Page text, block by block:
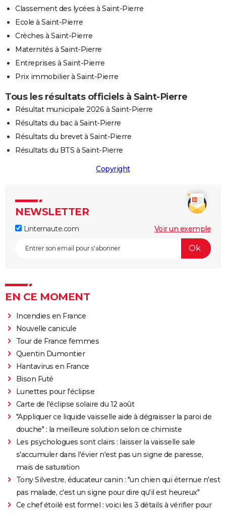
Classement des lycées à Saint-Pierre
Ecole à Saint-Pierre
Crèches à Saint-Pierre
Maternités à Saint-Pierre
Entreprises à Saint-Pierre
Prix immobilier à Saint-Pierre
Tous les résultats officiels à Saint-Pierre
Résultat municipale 2026 à Saint-Pierre
Résultats du bac à Saint-Pierre
Résultats du brevet à Saint-Pierre
Résultats du BTS à Saint-Pierre
Copyright
NEWSLETTER
Linternaute.com Voir un exemple
EN CE MOMENT
Incendies en France
Nouvelle canicule
Tour de France femmes
Quentin Dumontier
Hantavirus en France
Bison Futé
Lunettes pour l'éclipse
Carte de l'éclipse solaire du 12 août
"Appliquer ce liquide vaisselle aide à dégraisser la paroi de
douche" : la meilleure solution selon ce chimiste
Les psychologues sont clairs : laisser la vaisselle sale
s'accumuler dans l'évier n'est pas un signe de paresse,
mais de saturation
Tony Silvestre, éducateur canin : "un chien qui éternue n'est
pas malade, c'est un signe pour dire qu'il est heureux"
Ce chef étoilé est formel : voici les 3 détails à vérifier pour